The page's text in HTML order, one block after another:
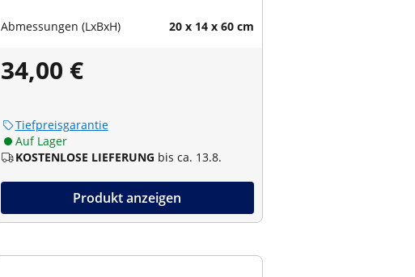
Abmessungen (LxBxH) 20 x 14 x 60 cm
34,00 €
Tiefpreisgarantie
Auf Lager
KOSTENLOSE LIEFERUNG bis ca. 13.8.
Produkt anzeigen